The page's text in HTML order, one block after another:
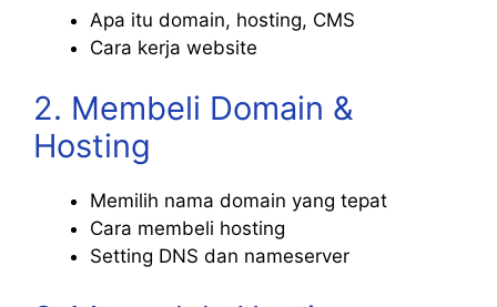
Apa itu domain, hosting, CMS
Cara kerja website
2. Membeli Domain &
Hosting
Memilih nama domain yang tepat
Cara membeli hosting
Setting DNS dan nameserver